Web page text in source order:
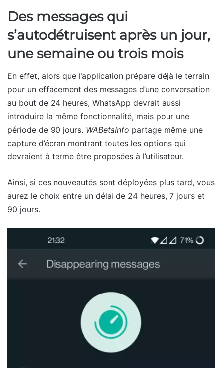
Des messages qui
s’autodétruisent après un jour,
une semaine ou trois mois
En effet, alors que l’application prépare déjà le terrain
pour un effacement des messages d’une conversation
au bout de 24 heures, WhatsApp devrait aussi
introduire la même fonctionnalité, mais pour une
période de 90 jours. WABetaInfo partage même une
capture d’écran montrant toutes les options qui
devraient à terme être proposées à l’utilisateur.
Ainsi, si ces nouveautés sont déployées plus tard, vous
aurez le choix entre un délai de 24 heures, 7 jours et
90 jours.